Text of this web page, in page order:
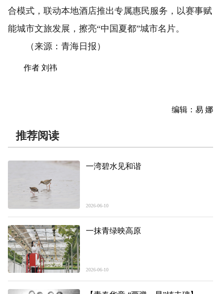
合模式，联动本地酒店推出专属惠民服务，以赛事赋
能城市文旅发展，擦亮“中国夏都”城市名片。
（来源：青海日报）
作者 刘祎
编辑：易 娜
推荐阅读
一湾碧水见和谐
2026-06-10
一抹青绿映高原
2026-06-10